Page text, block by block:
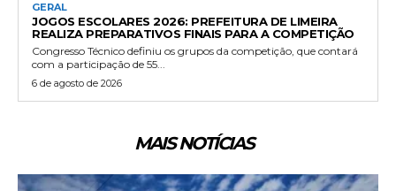
GERAL
JOGOS ESCOLARES 2026: PREFEITURA DE LIMEIRA
REALIZA PREPARATIVOS FINAIS PARA A COMPETIÇÃO
Congresso Técnico definiu os grupos da competição, que contará
com a participação de 55...
6 de agosto de 2026
MAIS NOTÍCIAS